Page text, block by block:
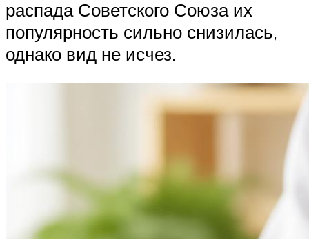
распада Советского Союза их
популярность сильно снизилась,
однако вид не исчез.